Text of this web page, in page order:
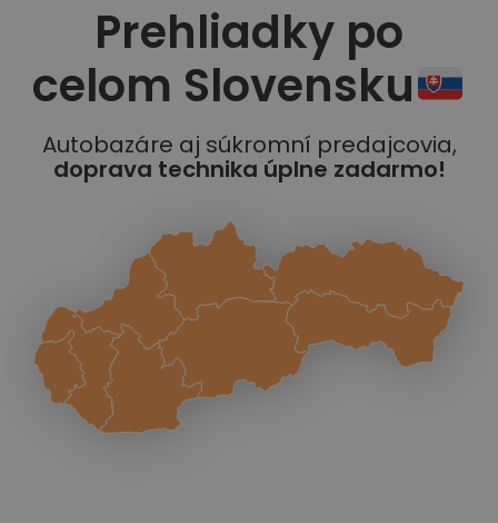
Prehliadky po
celom Slovensku
Autobazáre aj súkromní predajcovia,
doprava technika úplne zadarmo!